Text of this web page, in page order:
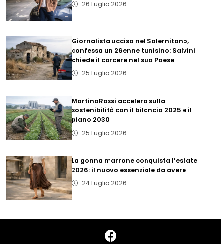
26 Luglio 2026
Giornalista ucciso nel Salernitano,
confessa un 26enne tunisino: Salvini
chiede il carcere nel suo Paese
25 Luglio 2026
MartinoRossi accelera sulla
sostenibilità con il bilancio 2025 e il
piano 2030
25 Luglio 2026
La gonna marrone conquista l’estate
2026: il nuovo essenziale da avere
24 Luglio 2026